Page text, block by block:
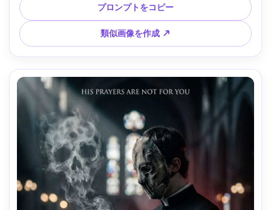
くの光、Nikon Z7 II・85mm f/2、アイレベル、静寂な雰囲
気、微細な粒状感、リアルな肌・鋭いフォーカス、高解像
度、手書き風タイトルと短いタグライン --ar 4:5
プロンプトをコピー
類似画像を作成 ↗